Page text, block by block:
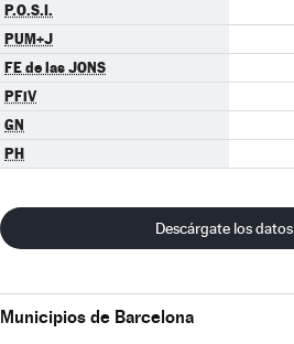
P.O.S.I.
PUM+J
FE de las JONS
PFiV
GN
PH
Descárgate los
Municipios de Barcelona